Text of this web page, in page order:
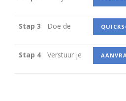
Stap 3 Doe de
Stap 4 Verstuur je